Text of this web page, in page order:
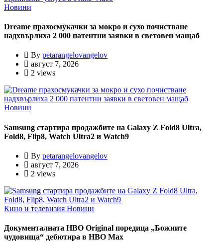
Новини
Dreame прахосмукачки за мокро и сухо почистване
надхвърлиха 2 000 патентни заявки в световен мащаб
By petarangelovangelov
август 7, 2026
2 views
Новини
Samsung стартира продажбите на Galaxy Z Fold8 Ultra,
Fold8, Flip8, Watch Ultra2 и Watch9
By petarangelovangelov
август 7, 2026
2 views
Кино и телевизия Новини
Документалната HBO Original поредица „Божиите
чудовища“ дебютира в HBO Max